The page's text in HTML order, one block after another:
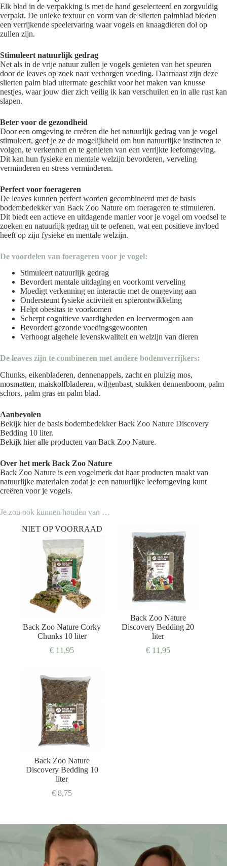
Elk blad in de verpakking is met de hand geselecteerd en zorgvuldig
verpakt. De unieke textuur en vorm van de slierten palmblad bieden
een verrijkende speelervaring waar vogels en knaagdieren dol op
zullen zijn.
Stimuleert natuurlijk gedrag
Net als in de vrije natuur zullen je vogels genieten van het speuren
door de leaves op zoek naar verborgen voeding. Daarnaast zijn deze
slierten palm blad uitermate geschikt voor het maken van knusse
nestjes, waar jouw dier zich veilig ik kan verschuilen en in alle rust kan
slapen.
Beter voor de gezondheid
Door een omgeving te creëren die het natuurlijk gedrag van je vogel
stimuleert, geef je ze de mogelijkheid om hun natuurlijke instincten te
volgen, te verkennen en te genieten van een verrijkte leefomgeving.
Dit kan hun fysieke en mentale welzijn bevorderen, verveling
verminderen en stress verminderen.
Perfect voor foerageren
De leaves kunnen perfect worden gecombineerd met de basis
bodembedekkervan Back Zoo Nature om foerageren te stimuleren.
Dit biedt een actieve en uitdagende manier voor je vogel om voedsel te
zoeken en natuurlijk gedrag uit te oefenen, wat een positieve invloed
heeft op zijn fysieke en mentale welzijn.
De voordelen van foerageren voor je vogel:
Stimuleert natuurlijk gedrag
Bevordert mentale uitdaging en voorkomt verveling
Moedigt verkenning en interactie met de omgeving aan
Ondersteunt fysieke activiteit en spierontwikkeling
Helpt obesitas te voorkomen
Scherpt cognitieve vaardigheden en leervermogen aan
Bevordert gezonde voedingsgewoonten
Verhoogt algehele levenskwaliteit en welzijn van dieren
De leaves zijn te combineren met andere bodemverrijkers:
Chunks, eikenbladeren, dennenappels, zacht en pluizig mos,
mosmatten, maïskolfbladeren, wilgenbast, stukken dennenboom, palm
schors, palm gras en palm blad.
Aanbevolen
Bekijk hierde basis bodembedekker Back Zoo Nature Discovery
Bedding 10 liter.
Bekijk hieralle producten van Back Zoo Nature.
Over het merk Back Zoo Nature
Back Zoo Nature is een vogelmerk dat haar producten maakt van
natuurlijke materialen zodat je een natuurlijke leefomgeving kunt
creëren voor je vogels.
Je zou ook kunnen houden van …
NIET OP VOORRAAD
Back Zoo Nature Corky
Chunks 10 liter
€ 11,95
Back Zoo Nature
Discovery Bedding 20
liter
€11,95
Back Zoo Nature
Discovery Bedding 10
liter
€ 8,75